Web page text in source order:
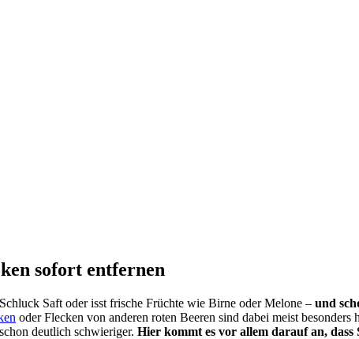
sofort entfernen
Saft oder isst frische Früchte wie Birne oder Melone – und
oder Flecken von anderen roten Beeren sind dabei meist
deutlich schwieriger. Hier kommt es vor allem darauf an,